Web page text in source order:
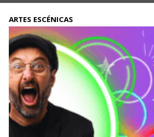
ARTES ESCÉNICAS